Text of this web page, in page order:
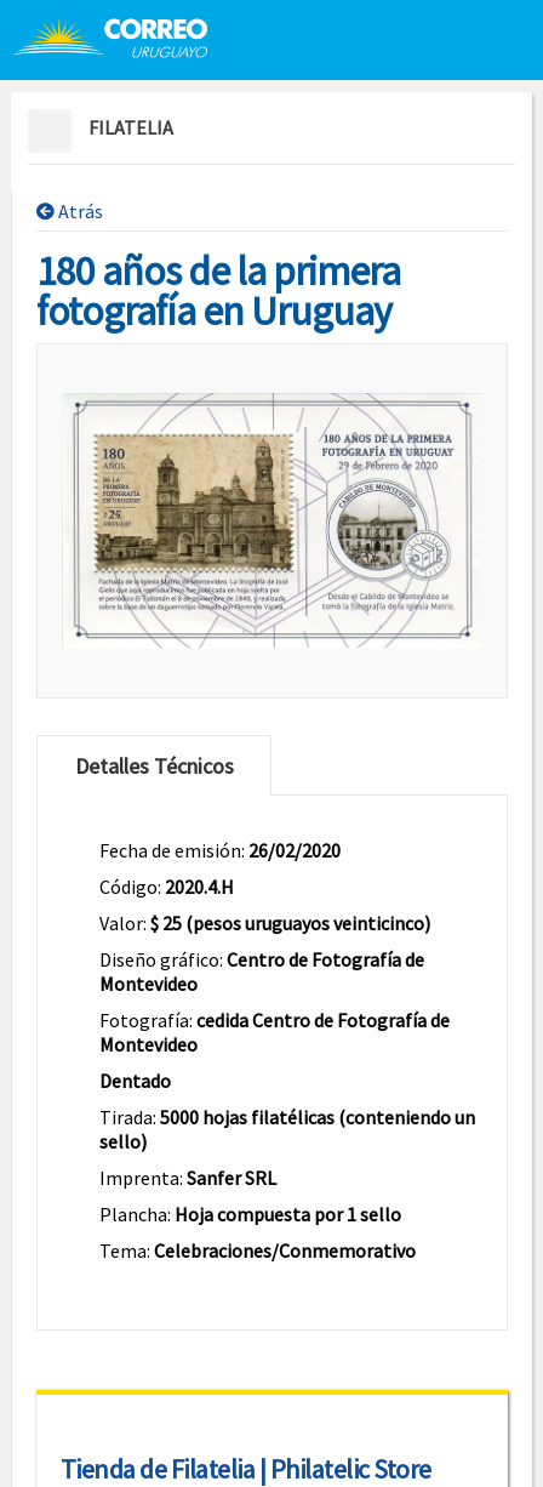
Saltar al contenido
FILATELIA
Atrás
180 años de la primera
fotografía en Uruguay
Detalles Técnicos
Fecha de emisión: 26/02/2020
Código: 2020.4.H
Valor: $ 25 (pesos uruguayos veinticinco)
Diseño gráfico: Centro de Fotografía de
Montevideo
Fotografía: cedida Centro de Fotografía de
Montevideo
Dentado
Tirada: 5000 hojas filatélicas (conteniendo un
sello)
Imprenta: Sanfer SRL
Plancha: Hoja compuesta por 1 sello
Tema: Celebraciones/Conmemorativo
Tienda de Filatelia | Philatelic Store